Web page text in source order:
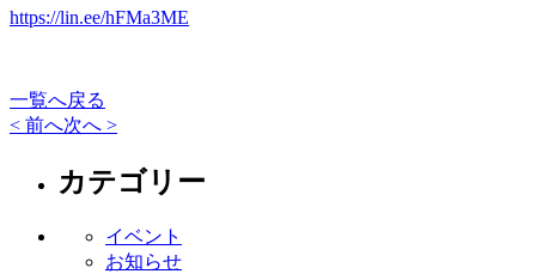
https://lin.ee/hFMa3ME
一覧へ戻る
< 前へ次へ >
カテゴリー
イベント
お知らせ